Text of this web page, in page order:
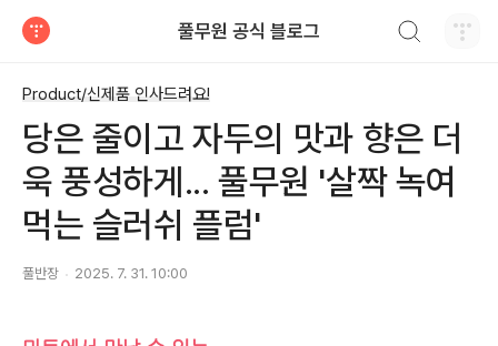
풀무원 공식 블로그
Product/신제품 인사드려요!
당은 줄이고 자두의 맛과 향은 더
욱 풍성하게... 풀무원 '살짝 녹여
먹는 슬러쉬 플럼'
풀반장 2025. 7. 31. 10:00